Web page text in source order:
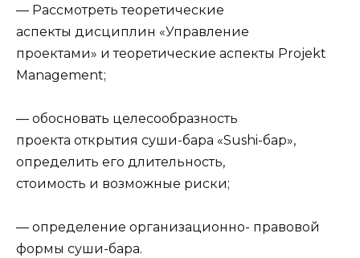
— Рассмотреть теоретические
аспекты дисциплин «Управление
проектами» и теоретические аспекты Projekt
Management;
— обосновать целесообразность
проекта открытия суши-бара «Sushi-бар»,
определить его длительность,
стоимость и возможные риски;
— определение организационно- правовой
формы суши-бара.